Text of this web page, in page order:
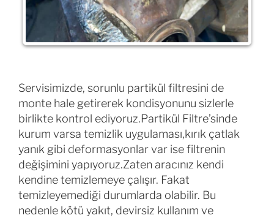
Servisimizde, sorunlu partikül filtresini de
monte hale getirerek kondisyonunu sizlerle
birlikte kontrol ediyoruz.Partikül Filtre’sinde
kurum varsa temizlik uygulaması,kırık çatlak
yanık gibi deformasyonlar var ise filtrenin
değişimini yapıyoruz.Zaten aracınız kendi
kendine temizlemeye çalışır. Fakat
temizleyemediği durumlarda olabilir. Bu
nedenle kötü yakıt, devirsiz kullanım ve